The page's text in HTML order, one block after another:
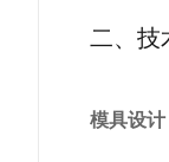
二、技
模具设计